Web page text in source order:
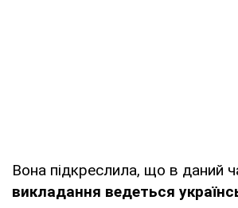
Вона підкреслила, що в даний
викладання ведеться